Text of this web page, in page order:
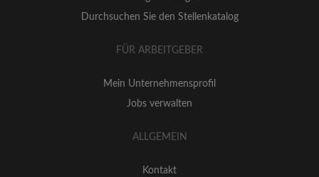
Durchsuchen Sie den Stellenkatalog
FÜR ARBEITGEBER
Mein Unternehmensprofil
Jobs verwalten
ALLGEMEIN
Kontakt